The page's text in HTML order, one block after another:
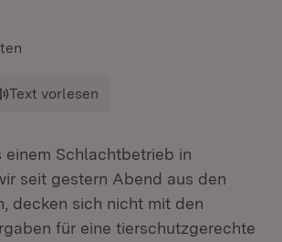
Text vorlesen
einem Schlachtbetrieb in
seit gestern Abend aus den
decken sich nicht mit den
für eine tierschutzgerechte